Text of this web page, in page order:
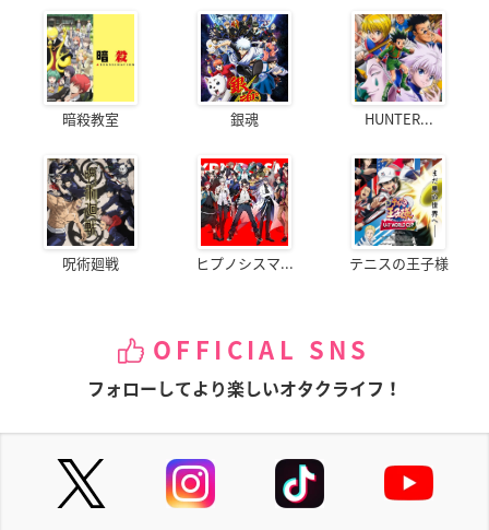
暗殺教室 銀魂 HUNTER...
呪術廻戦 ヒプノシスマ... テニスの王子様
OFFICIAL SNS
フォローしてより楽しいオタクライフ！